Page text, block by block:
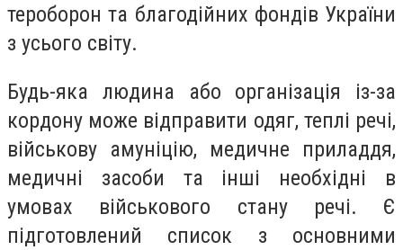
тероборон та благодійних фондів України
з усього світу.
Будь-яка людина або організація із-за
кордону може відправити одяг, теплі речі,
військову амуніцію, медичне приладдя,
медичні засоби та інші необхідні в
умовах військового стану речі. Є
підготовлений список з основними